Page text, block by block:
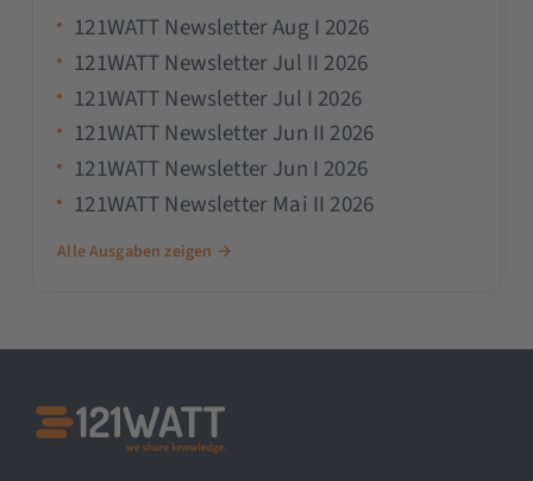
121WATT Newsletter Aug I 2026
121WATT Newsletter Jul II 2026
121WATT Newsletter Jul I 2026
121WATT Newsletter Jun II 2026
121WATT Newsletter Jun I 2026
121WATT Newsletter Mai II 2026
Alle Ausgaben zeigen →